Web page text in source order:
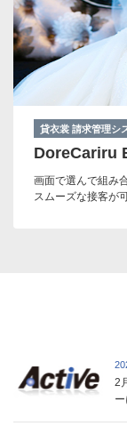
貸衣裳 請求管理シ
DoreCariru
画面で選んで組み
スムーズな接客が
2